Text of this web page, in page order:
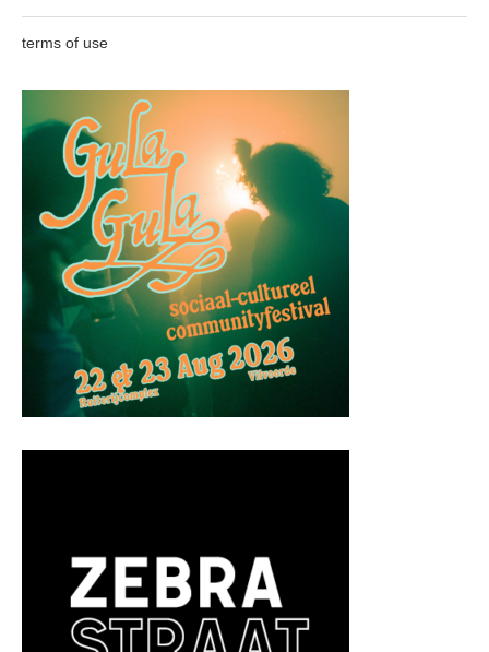
terms of use